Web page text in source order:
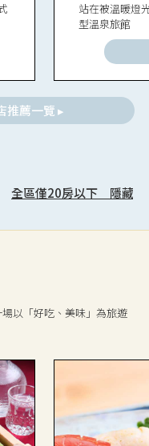
站在被溫暖燈
型溫泉旅館
推薦一覽 ▸
全區僅20房以下 隱藏秘
以「好吃、美味」為旅遊